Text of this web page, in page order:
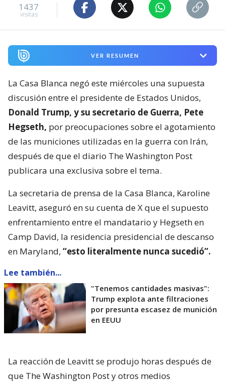
1437
visitas
VER RESUMEN
La Casa Blanca negó este miércoles una supuesta
discusión entre el presidente de Estados Unidos,
Donald Trump, y su secretario de Guerra, Pete
Hegseth, por preocupaciones sobre el agotamiento
de las municiones utilizadas en la guerra con Irán,
después de que el diario The Washington Post
publicara una exclusiva sobre el tema.
La secretaria de prensa de la Casa Blanca, Karoline
Leavitt, aseguró en su cuenta de X que el supuesto
enfrentamiento entre el mandatario y Hegseth en
Camp David, la residencia presidencial de descanso
en Maryland, “esto literalmente nunca sucedió”.
Lee también...
"Tenemos cantidades masivas":
Trump explota ante filtraciones
por presunta escasez de munición
en EEUU
La reacción de Leavitt se produjo horas después de
que The Washington Post y otros medios